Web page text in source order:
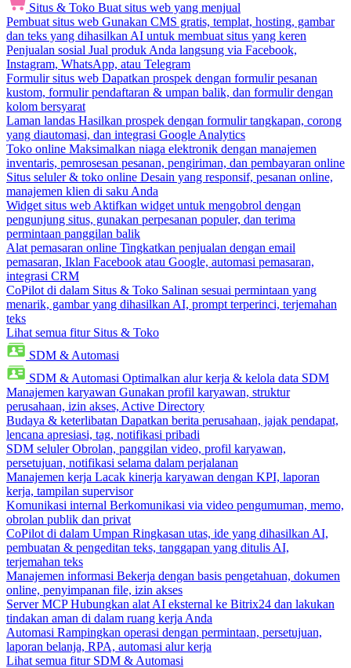
Situs & Toko Buat situs web yang menjual
Pembuat situs web Gunakan CMS gratis, templat, hosting, gambar
dan teks yang dihasilkan AI untuk membuat situs yang keren
Penjualan sosial Jual produk Anda langsung via Facebook,
Instagram, WhatsApp, atau Telegram
Formulir situs web Dapatkan prospek dengan formulir pesanan
kustom, formulir pendaftaran & umpan balik, dan formulir dengan
kolom bersyarat
Laman landas Hasilkan prospek dengan formulir tangkapan, corong
yang diautomasi, dan integrasi Google Analytics
Toko online Maksimalkan niaga elektronik dengan manajemen
inventaris, pemrosesan pesanan, pengiriman, dan pembayaran online
Situs seluler & toko online Desain yang responsif, pesanan online,
manajemen klien di saku Anda
Widget situs web Aktifkan widget untuk mengobrol dengan
pengunjung situs, gunakan perpesanan populer, dan terima
permintaan panggilan balik
Alat pemasaran online Tingkatkan penjualan dengan email
pemasaran, Iklan Facebook atau Google, automasi pemasaran,
integrasi CRM
CoPilot di dalam Situs & Toko Salinan sesuai permintaan yang
menarik, gambar yang dihasilkan AI, prompt terperinci, terjemahan
teks
Lihat semua fitur Situs & Toko
SDM & Automasi
SDM & Automasi Optimalkan alur kerja & kelola data SDM
Manajemen karyawan Gunakan profil karyawan, struktur
perusahaan, izin akses, Active Directory
Budaya & keterlibatan Dapatkan berita perusahaan, jajak pendapat,
lencana apresiasi, tag, notifikasi pribadi
SDM seluler Obrolan, panggilan video, profil karyawan,
persetujuan, notifikasi selama dalam perjalanan
Manajemen kerja Lacak kinerja karyawan dengan KPI, laporan
kerja, tampilan supervisor
Komunikasi internal Berkomunikasi via video pengumuman, memo,
obrolan publik dan privat
CoPilot di dalam Umpan Ringkasan utas, ide yang dihasilkan AI,
pembuatan & pengeditan teks, tanggapan yang ditulis AI,
terjemahan teks
Manajemen informasi Bekerja dengan basis pengetahuan, dokumen
online, penyimpanan file, izin akses
Server MCP Hubungkan alat AI eksternal ke Bitrix24 dan lakukan
tindakan aman di dalam ruang kerja Anda
Automasi Rampingkan operasi dengan permintaan, persetujuan,
laporan belanja, RPA, automasi alur kerja
Lihat semua fitur SDM & Automasi